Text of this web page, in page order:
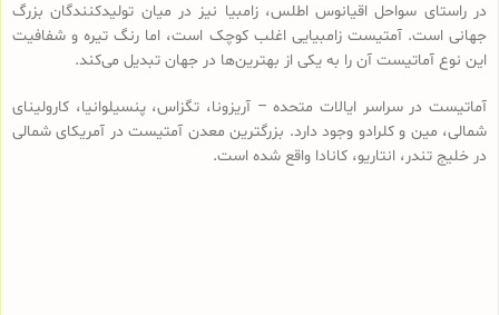
در راستای سواحل اقیانوس اطلس، زامبیا نیز در میان تولیدکنندگان بزرگ
جهانی است. آمتیست زامبیایی اغلب کوچک است، اما رنگ تیره و شفافیت
این نوع آماتیست آن را به یکی از بهترین‌ها در جهان تبدیل می‌کند.
آماتیست در سراسر ایالات متحده – آریزونا، تگزاس، پنسیلوانیا، کارولینای
شمالی، مین و کلرادو وجود دارد. بزرگترین معدن آمتیست در آمریکای شمالی
در خلیج تندر، انتاریو، کانادا واقع شده است.